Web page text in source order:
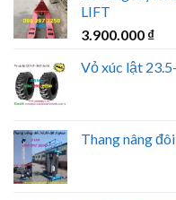
LIFT
3.900.000 ₫
Vỏ xúc lật
Thang nâng